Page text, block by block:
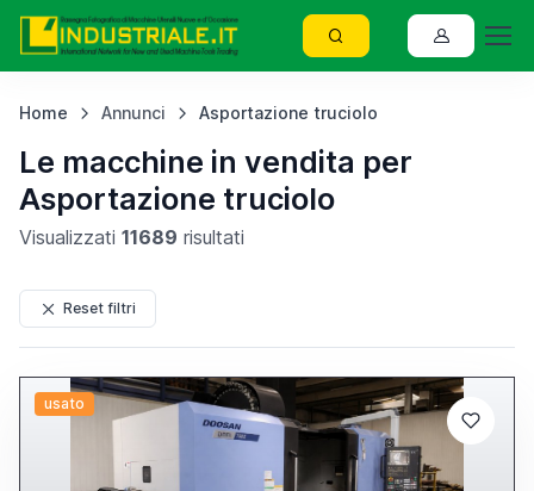
Home Annunci Asportazione truciolo
Le macchine in vendita per
Asportazione truciolo
Visualizzati 11689 risultati
Reset filtri
usato